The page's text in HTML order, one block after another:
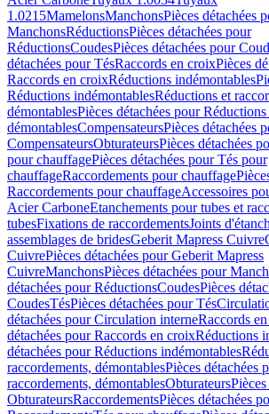
1.0215MamelonsManchonsPièces détachées
ManchonsRéductionsPièces détachées pour
RéductionsCoudesPièces détachées pour
détachées pour TésRaccords en croixPièces
Raccords en croixRéductions indémontables
Réductions indémontablesRéductions et
démontablesPièces détachées pour
démontablesCompensateursPièces détachées
CompensateursObturateursPièces détachées
pour chauffagePièces détachées pour Tés pour
chauffageRaccordements pour chauffage
Raccordements pour chauffageAccessoires
Acier CarboneEtanchements pour tubes et
tubesFixations de raccordementsJoints
assemblages de bridesGeberit Mapress Cuivre
CuivrePièces détachées pour Geberit Mapress
CuivreManchonsPièces détachées pour
détachées pour RéductionsCoudesPièces
CoudesTésPièces détachées pour Tés
détachées pour Circulation interneRaccords
détachées pour Raccords en croixRéductions
détachées pour Réductions indémontables
raccordements, démontablesPièces détachées
raccordements, démontablesObturateurs
ObturateursRaccordementsPièces détachées